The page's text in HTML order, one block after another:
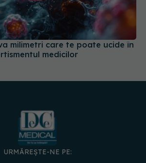
milimetri care te poate ucide în
medicilor
URMĂREȘTE-NE PE: